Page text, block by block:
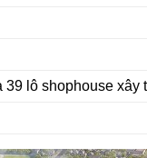
lô shophouse xây